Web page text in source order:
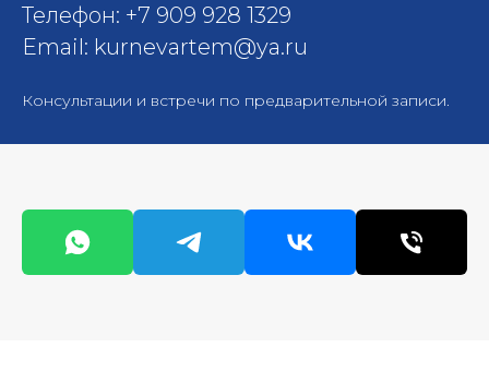
Телефон: +7 909 928 1329
Email: kurnevartem@ya.ru
Консультации и встречи по предварительной записи.